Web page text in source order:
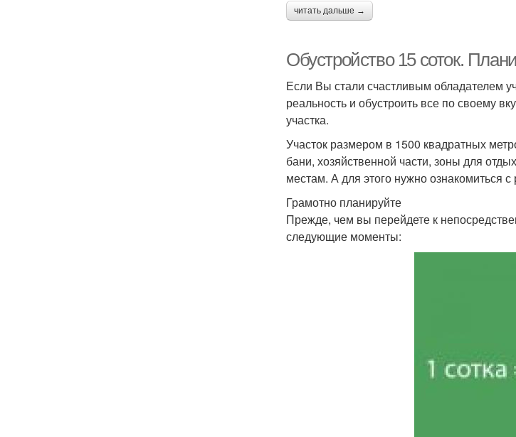
читать дальше →
Обустройство 15 соток.
Если Вы стали счастливым обладателем
реальность и обустроить все по своему
участка.
Участок размером в 1500 квадратных
бани, хозяйственной части, зоны для
местам. А для этого нужно ознакомиться
Грамотно планируйте
Прежде, чем вы перейдете к
следующие моменты: